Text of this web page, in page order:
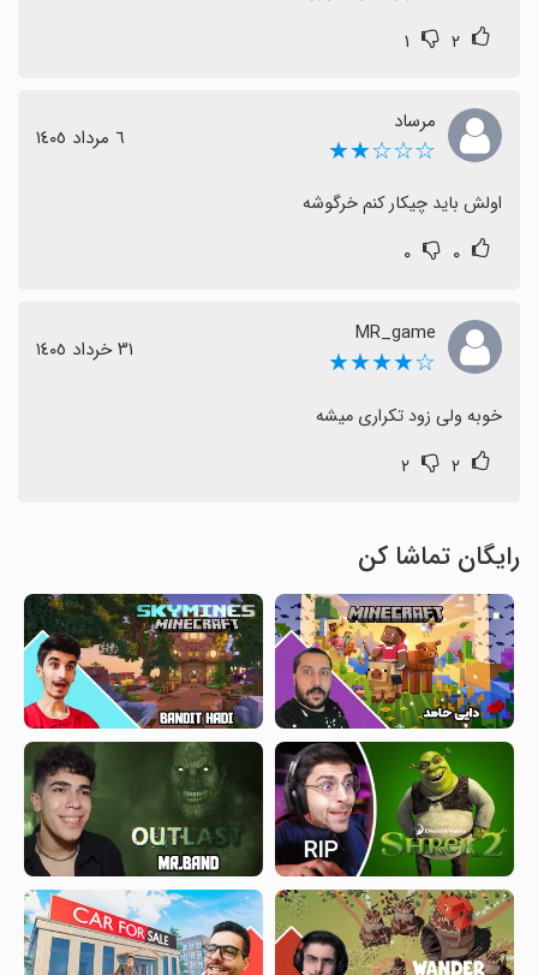
۲ ۱
مرساد
☆☆☆★★ ٦ مرداد ١٤٠٥
اولش باید چیکار کنم خرگوشه
۰ ۰
MR_game
☆★★★★ ٣١ خرداد ١٤٠٥
خوبه ولی زود تکراری میشه
۲ ۲
رایگان تماشا کن